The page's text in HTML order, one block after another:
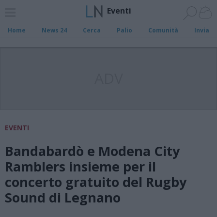
Eventi
Home News 24 Cerca Palio Comunità Invia
EVENTI
Bandabardò e Modena City
Ramblers insieme per il
concerto gratuito del Rugby
Sound di Legnano